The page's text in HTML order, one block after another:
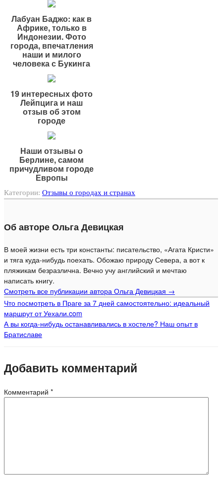
Лабуан Баджо: как в
Африке, только в
Индонезии. Фото
города, впечатления
наши и милого
человека с Букинга
19 интересных фото
Лейпцига и наш
отзыв об этом
городе
Наши отзывы о
Берлине, самом
причудливом городе
Европы
Категории: Отзывы о городах и странах
Об авторе Ольга Девицкая
В моей жизни есть три константы: писательство, «Агата Кристи»
и тяга куда-нибудь поехать. Обожаю природу Севера, а вот к
пляжикам безразлична. Вечно учу английский и мечтаю
написать книгу.
Смотреть все публикации автора Ольга Девицкая →
Что посмотреть в Праге за 7 дней самостоятельно: идеальный
маршрут от Уехали.com
А вы когда-нибудь останавливались в хостеле? Наш опыт в
Братиславе
Добавить комментарий
Комментарий *